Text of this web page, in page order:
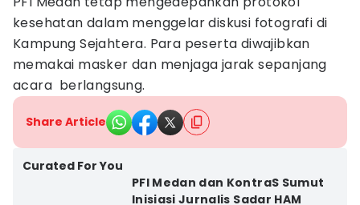
kesehatan dalam menggelar diskusi fotografi di
Kampung Sejahtera. Para peserta diwajibkan
memakai masker dan menjaga jarak sepanjang
acara berlangsung.
Share Article
Curated For You
PFI Medan dan KontraS Sumut
Inisiasi Jurnalis Sadar HAM